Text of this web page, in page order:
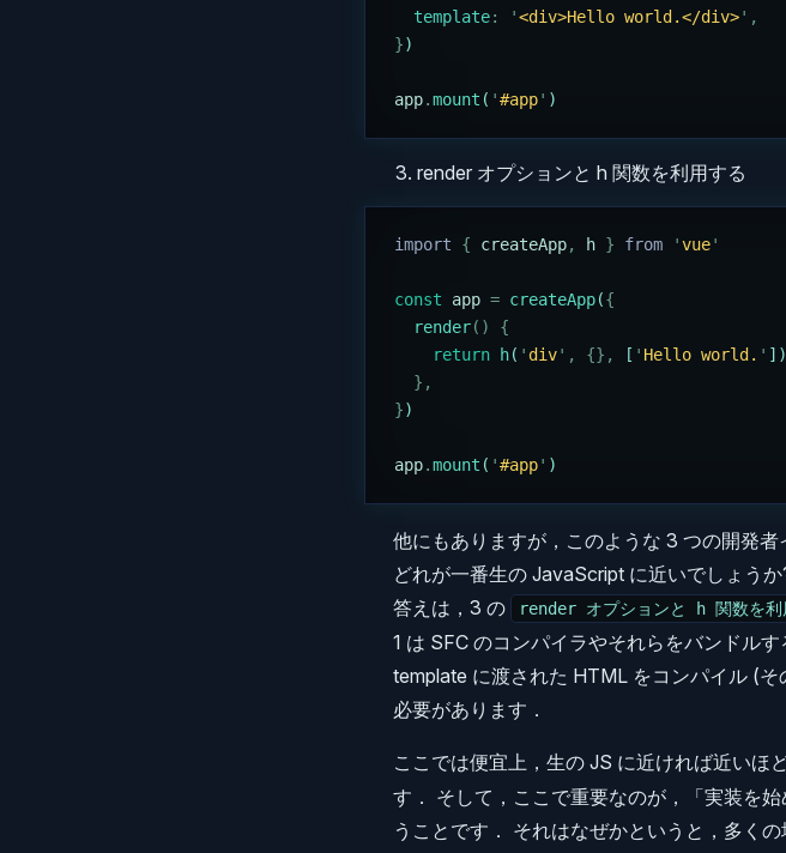
  template
: '<div>Hello world.</div>' ,
})
app.mount ( '#app' )
render オプションと h 関数を利用する
import { createApp, h } from 'vue'
const app = createApp({
  render
()
{
    return
h( ' div' , {}, [ ' Hello world. ' ])
  },
})
app.mount ( '#app' )
他にもありますが，このような 3 つの開発
どれが一番生の JavaScript に近いでしょうか
答えは，3 の
render オプションと h 関数を利
1 は SFC のコンパイラやそれらをバンドル
template に渡された HTML をコンパイル (
必要があります．
ここでは便宜上，生の JS に近ければ近いほ
す． そして，ここで重要なのが，「実装を
うことです． それはなぜかというと，多く